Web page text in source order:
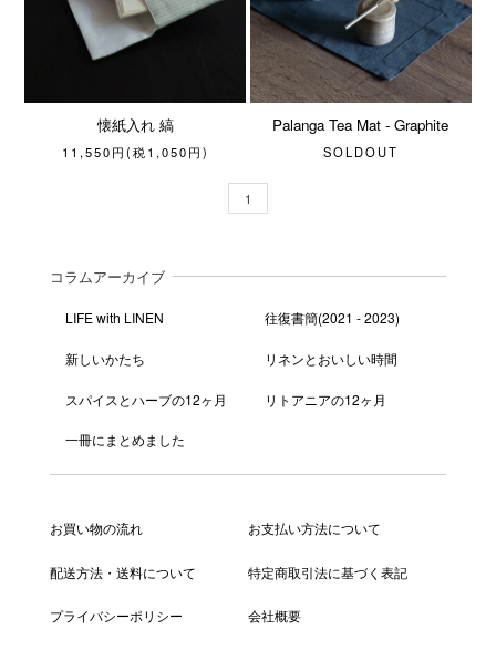
懐紙入れ 縞
11,550円(税1,050円)
Palanga Tea Mat - Graphite
SOLDOUT
1
コラムアーカイブ
LIFE with LINEN 往復書簡(2021 - 2023)
新しいかたち リネンとおいしい時間
スパイスとハーブの12ヶ月 リトアニアの12ヶ月
一冊にまとめました
お買い物の流れ お支払い方法について
配送方法・送料について 特定商取引法に基づく表記
プライバシーポリシー 会社概要